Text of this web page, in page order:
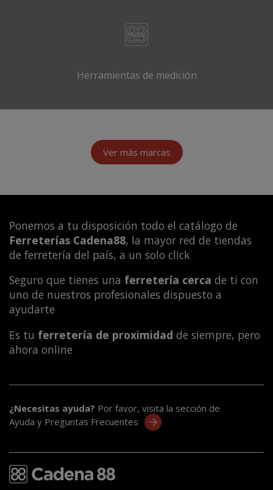
Herramientas de medición
Ver más marcas
Ponemos a tu disposición todo el catálogo de
Ferreterías Cadena88, la mayor red de tiendas
de ferretería del país, a un solo click
Seguro que tienes una ferretería cerca de ti con
uno de nuestros profesionales dispuesto a
ayudarte
Es tu ferretería de proximidad de siempre, pero
ahora online
¿Necesitas ayuda? Por favor, visita la sección de
Ayuda y Preguntas Frecuentes